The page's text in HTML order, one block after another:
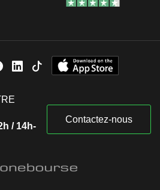
/ 14h-
Contactez-nous